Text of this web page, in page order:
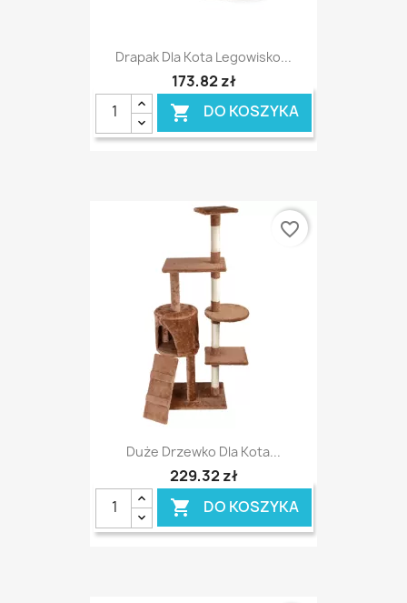
Drapak Dla Kota Legowisko...
173,82 zł
 DO KOSZYKA
Duże Drzewko Dla Kota...
229,32 zł
 DO KOSZYKA
favorite_border